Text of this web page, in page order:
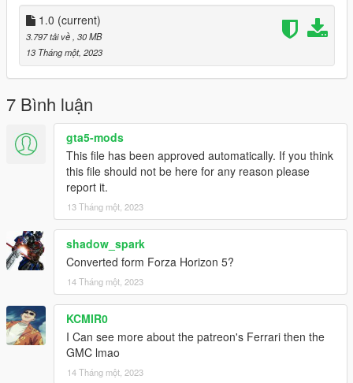
1.0 (current)
3.797 tải về , 30 MB
13 Tháng một, 2023
7 Bình luận
gta5-mods
This file has been approved automatically. If you think
this file should not be here for any reason please
report it.
13 Tháng một, 2023
shadow_spark
Converted form Forza Horizon 5?
14 Tháng một, 2023
KCMIR0
I Can see more about the patreon's Ferrari then the
GMC lmao
14 Tháng một, 2023